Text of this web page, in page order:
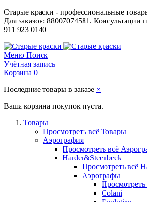
Старые краски - профессиональные
Для заказов: 88007074581.
911 923 0140
Меню Поиск
Учётная запись
Корзина 0
Последние товары в заказе ×
Ваша корзина покупок пуста.
Товары
Просмотреть всё Товары
Аэрография
Просмотреть всё
Harder&Steenbeck
Просмотреть всё
Аэрографы
Colani